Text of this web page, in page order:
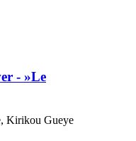
- »Le
Kirikou Gueye